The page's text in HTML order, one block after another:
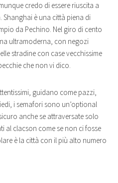
credo di essere riuscita a
Shanghai è una città piena di
da Pechino. Nel giro di cento
ultramoderna, con negozi
stradine con case vecchissime
che non vi dico.
guidano come pazzi,
i semafori sono un’optional
anche se attraversate solo
al clacson come se non ci fosse
è la città con il più alto numero